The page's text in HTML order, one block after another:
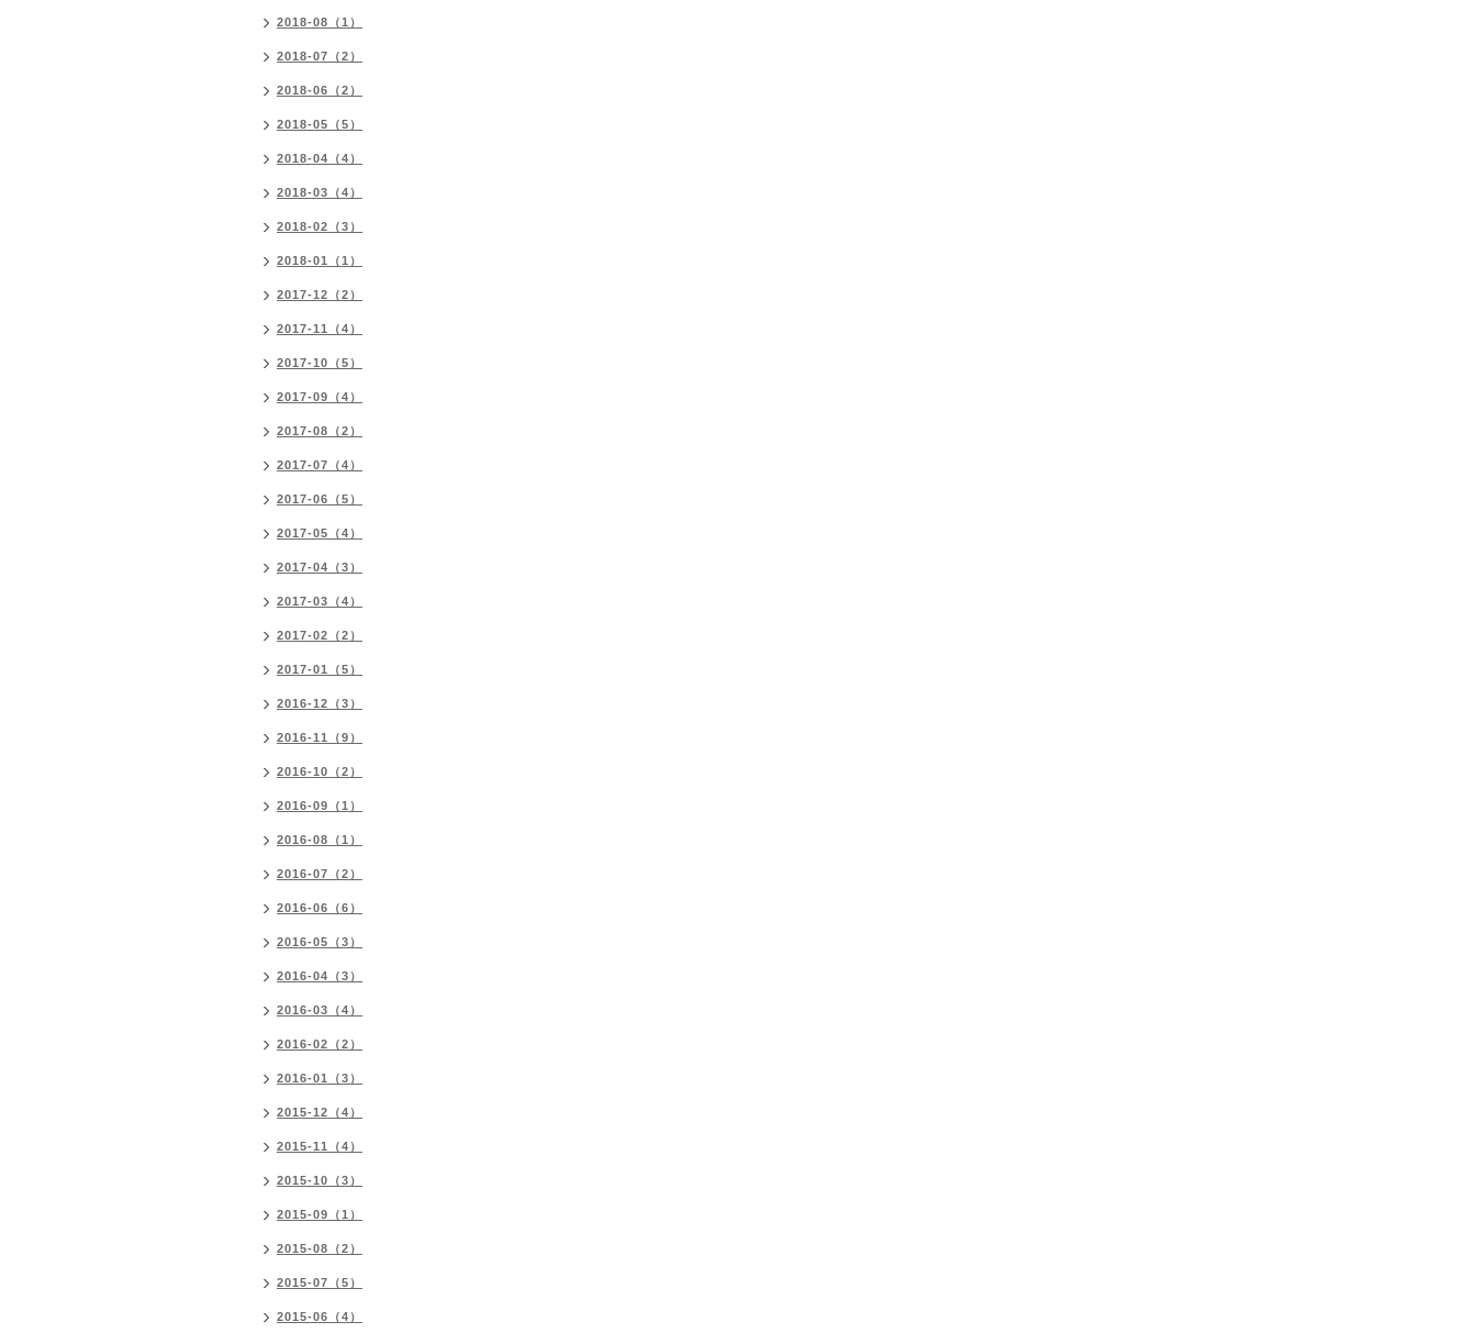
2018-08（1）
2018-07（2）
2018-06（2）
2018-05（5）
2018-04（4）
2018-03（4）
2018-02（3）
2018-01（1）
2017-12（2）
2017-11（4）
2017-10（5）
2017-09（4）
2017-08（2）
2017-07（4）
2017-06（5）
2017-05（4）
2017-04（3）
2017-03（4）
2017-02（2）
2017-01（5）
2016-12（3）
2016-11（9）
2016-10（2）
2016-09（1）
2016-08（1）
2016-07（2）
2016-06（6）
2016-05（3）
2016-04（3）
2016-03（4）
2016-02（2）
2016-01（3）
2015-12（4）
2015-11（4）
2015-10（3）
2015-09（1）
2015-08（2）
2015-07（5）
2015-06（4）